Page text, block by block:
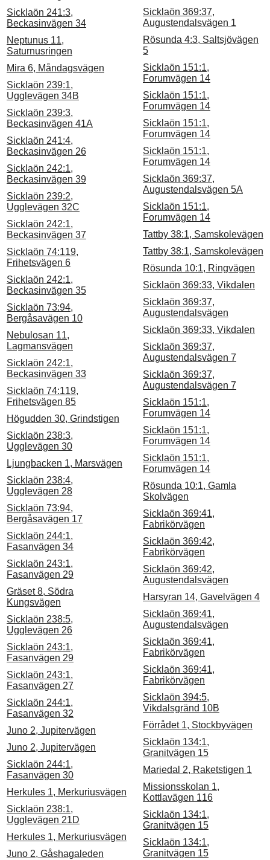
Sicklaön 241:3,
Beckasinvägen 34
Neptunus 11,
Saturnusringen
Mira 6, Måndagsvägen
Sicklaön 239:1,
Ugglevägen 34B
Sicklaön 239:3,
Beckasinvägen 41A
Sicklaön 241:4,
Beckasinvägen 26
Sicklaön 242:1,
Beckasinvägen 39
Sicklaön 239:2,
Ugglevägen 32C
Sicklaön 242:1,
Beckasinvägen 37
Sicklaön 74:119,
Frihetsvägen 6
Sicklaön 242:1,
Beckasinvägen 35
Sicklaön 73:94,
Bergåsavägen 10
Nebulosan 11,
Lagmansvägen
Sicklaön 242:1,
Beckasinvägen 33
Sicklaön 74:119,
Frihetsvägen 85
Högudden 30, Grindstigen
Sicklaön 238:3,
Ugglevägen 30
Ljungbacken 1, Marsvägen
Sicklaön 238:4,
Ugglevägen 28
Sicklaön 73:94,
Bergåsavägen 17
Sicklaön 244:1,
Fasanvägen 34
Sicklaön 243:1,
Fasanvägen 29
Gräset 8, Södra
Kungsvägen
Sicklaön 238:5,
Ugglevägen 26
Sicklaön 243:1,
Fasanvägen 29
Sicklaön 243:1,
Fasanvägen 27
Sicklaön 244:1,
Fasanvägen 32
Juno 2, Jupitervägen
Juno 2, Jupitervägen
Sicklaön 244:1,
Fasanvägen 30
Herkules 1, Merkuriusvägen
Sicklaön 238:1,
Ugglevägen 21D
Herkules 1, Merkuriusvägen
Juno 2, Gåshagaleden
Sicklaön 369:37,
Augustendalsvägen 1
Rösunda 4:3, Saltsjövägen
5
Sicklaön 151:1,
Forumvägen 14
Sicklaön 151:1,
Forumvägen 14
Sicklaön 151:1,
Forumvägen 14
Sicklaön 151:1,
Forumvägen 14
Sicklaön 369:37,
Augustendalsvägen 5A
Sicklaön 151:1,
Forumvägen 14
Tattby 38:1, Samskolevägen
Tattby 38:1, Samskolevägen
Rösunda 10:1, Ringvägen
Sicklaön 369:33, Vikdalen
Sicklaön 369:37,
Augustendalsvägen
Sicklaön 369:33, Vikdalen
Sicklaön 369:37,
Augustendalsvägen 7
Sicklaön 369:37,
Augustendalsvägen 7
Sicklaön 151:1,
Forumvägen 14
Sicklaön 151:1,
Forumvägen 14
Sicklaön 151:1,
Forumvägen 14
Rösunda 10:1, Gamla
Skolvägen
Sicklaön 369:41,
Fabrikörvägen
Sicklaön 369:42,
Fabrikörvägen
Sicklaön 369:42,
Augustendalsvägen
Harsyran 14, Gavelvägen 4
Sicklaön 369:41,
Augustendalsvägen
Sicklaön 369:41,
Fabrikörvägen
Sicklaön 369:41,
Fabrikörvägen
Sicklaön 394:5,
Vikdalsgränd 10B
Förrådet 1, Stockbyvägen
Sicklaön 134:1,
Granitvägen 15
Mariedal 2, Raketstigen 1
Missionsskolan 1,
Kottlavägen 116
Sicklaön 134:1,
Granitvägen 15
Sicklaön 134:1,
Granitvägen 15